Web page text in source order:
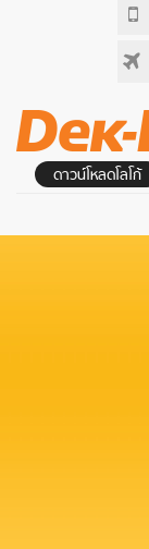
ดาวน์โหลดโลโก้